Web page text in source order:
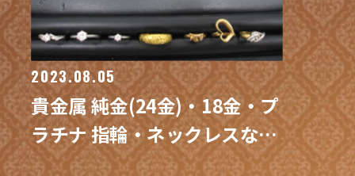
2023.08.05
貴金属 純金(24金)・18金・プ
ラチナ 指輪・ネックレスなど
/ 買取専門 金沢買取プラザ